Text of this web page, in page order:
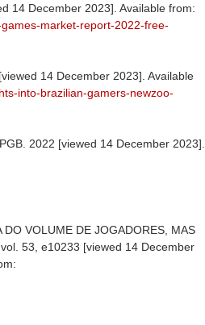
14 December 2023]. Available from:
market-report-2022-free-
14 December 2023]. Available
into-brazilian-gamers-newzoo-
2022 [viewed 14 December 2023].
DO VOLUME DE JOGADORES, MAS
53, e10233 [viewed 14 December